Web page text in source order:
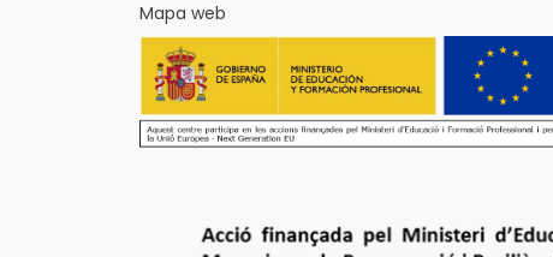
Mapa web